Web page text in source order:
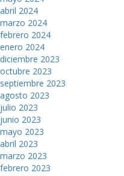
abril 2024
marzo 2024
febrero 2024
enero 2024
diciembre 2023
octubre 2023
septiembre 2023
agosto 2023
julio 2023
junio 2023
mayo 2023
abril 2023
marzo 2023
febrero 2023